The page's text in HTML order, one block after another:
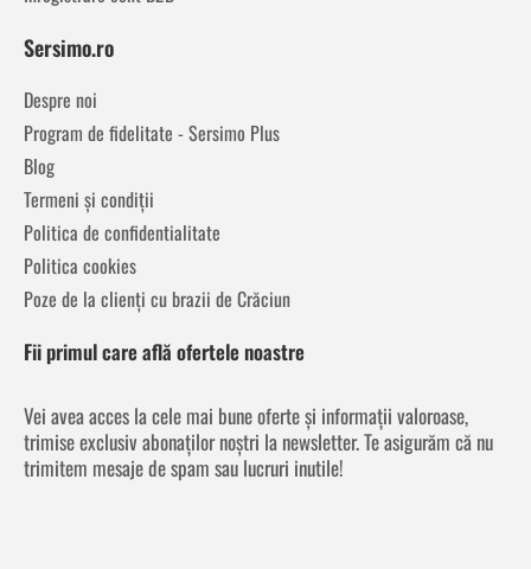
Sersimo.ro
Despre noi
Program de fidelitate - Sersimo Plus
Blog
Termeni și condiții
Politica de confidentialitate
Politica cookies
Poze de la clienți cu brazii de Crăciun
Fii primul care află ofertele noastre
Vei avea acces la cele mai bune oferte și informații valoroase,
trimise exclusiv abonaților noștri la newsletter. Te asigurăm că nu
trimitem mesaje de spam sau lucruri inutile!